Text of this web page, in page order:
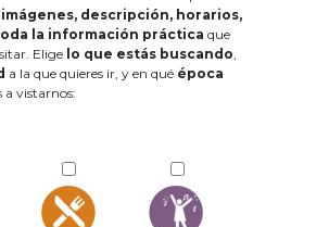
imágenes, descripción, horarios,
la información práctica que
Elige lo que estás buscando,
a la que quieres ir, y en qué época
a vistarnos: